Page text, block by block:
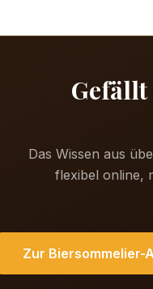
Gefällt
Das Wissen aus
flexibel online,
Zur Biersommelier-